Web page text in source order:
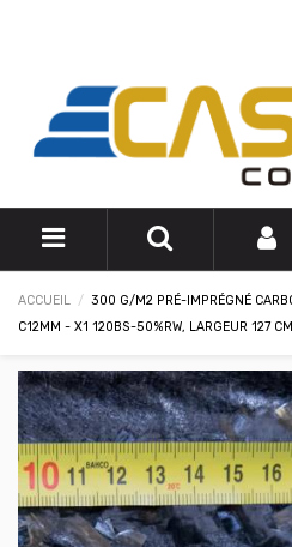
ACCUEIL
300 G/M2 PRÉ-IMPRÉGNÉ
C12MM - X1 120BS-50%RW, LARGEUR 127 CM